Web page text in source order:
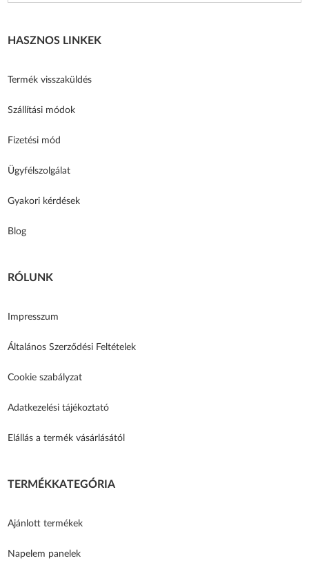
HASZNOS LINKEK
Termék visszaküldés
Szállítási módok
Fizetési mód
Ügyfélszolgálat
Gyakori kérdések
Blog
RÓLUNK
Impresszum
Általános Szerződési Feltételek
Cookie szabályzat
Adatkezelési tájékoztató
Elállás a termék vásárlásától
TERMÉKKATEGÓRIA
Ajánlott termékek
Napelem panelek